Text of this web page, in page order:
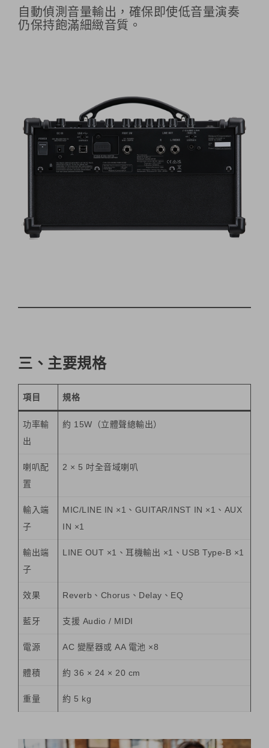
自動偵測音量輸出，確保即使低音量演奏
仍保持飽滿細緻音質。
三、主要規格
項目 規格
功率輸
出
約 15W（立體聲總輸出）
喇叭配
置
2 × 5 吋全音域喇叭
輸入端
子
MIC/LINE IN ×1、GUITAR/INST IN ×1、AUX
IN ×1
輸出端
子
LINE OUT ×1、耳機輸出 ×1、USB Type-B ×1
效果 Reverb、Chorus、Delay、EQ
藍牙 支援 Audio / MIDI
電源 AC 變壓器或 AA 電池 ×8
體積 約 36 × 24 × 20 cm
重量 約 5 kg